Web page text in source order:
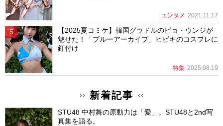
エンタメ 2021.11.17
【2025夏コミケ】韓国グラドルのピョ・ウンジが
魅せた！「ブルーアーカイブ」ヒビキのコスプレに
釘付け
特集 2025.08.19
新着記事
STU48 中村舞の原動力は「愛」。STU48と2nd写
真集を語る。